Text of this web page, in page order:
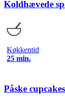
Koldhævede
Køkkentid
25 min.
Påske